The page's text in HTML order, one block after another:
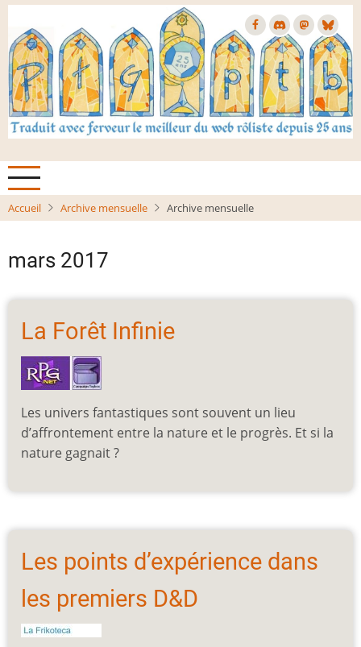
Aller
contenu
principal
Accueil Archive mensuelle Archive mensuelle
mars 2017
La Forêt Infinie
Les univers fantastiques sont souvent un lieu
d’affrontement entre la nature et le progrès. Et si la
nature gagnait ?
Les points d’expérience dans
les premiers D&D